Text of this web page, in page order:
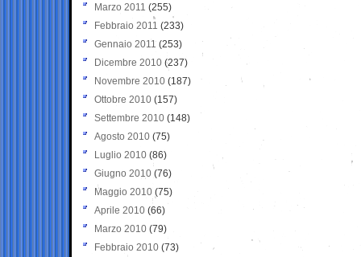
Marzo 2011 (255)
Febbraio 2011 (233)
Gennaio 2011 (253)
Dicembre 2010 (237)
Novembre 2010 (187)
Ottobre 2010 (157)
Settembre 2010 (148)
Agosto 2010 (75)
Luglio 2010 (86)
Giugno 2010 (76)
Maggio 2010 (75)
Aprile 2010 (66)
Marzo 2010 (79)
Febbraio 2010 (73)